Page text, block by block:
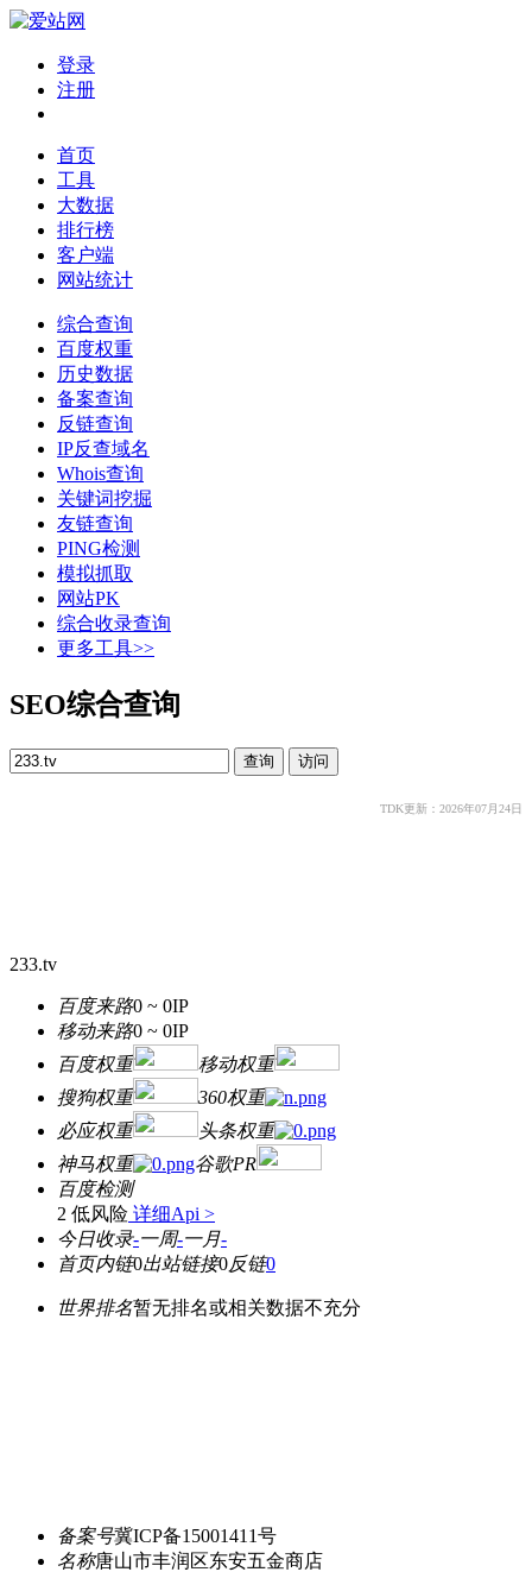
登录
注册
首页
工具
大数据
排行榜
客户端
网站统计
综合查询
百度权重
历史数据
备案查询
反链查询
IP反查域名
Whois查询
关键词挖掘
友链查询
PING检测
模拟抓取
网站PK
综合收录查询
更多工具>>
SEO综合查询
TDK更新：2026年07月24日
233.tv
百度来路0 ~ 0IP
移动来路0 ~ 0IP
百度权重
移动权重
搜狗权重
360权重
必应权重
头条权重
神马权重
谷歌PR
百度检测
2 低风险 详细Api >
今日收录-一周-一月-
首页内链0出站链接0反链0
世界排名暂无排名或相关数据不充分
备案号冀ICP备15001411号
名称唐山市丰润区东安五金商店